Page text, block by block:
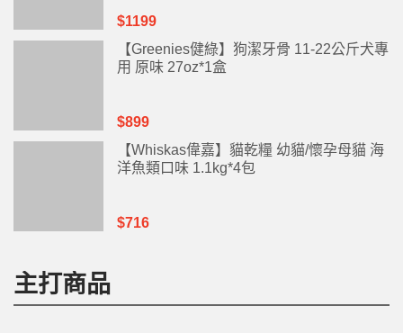
$1199
【Greenies健綠】狗潔牙骨 11-22公斤犬專
用 原味 27oz*1盒
$899
【Whiskas偉嘉】貓乾糧 幼貓/懷孕母貓 海
洋魚類口味 1.1kg*4包
$716
主打商品